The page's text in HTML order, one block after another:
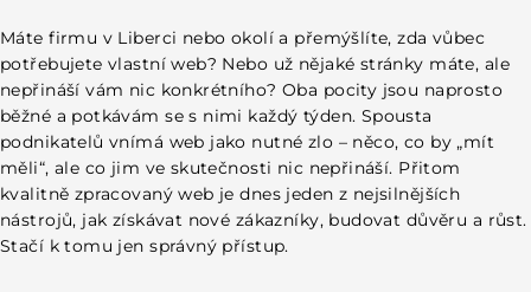
Pracuje za vás nepřetržitě
Šetří váš čas i peníze
Tvorba webu Liberec – jak vypadá spolupráce v praxi
Začínáme porozuměním vašemu byznysu
Návrh, obsah a vzhled
Spuštění a dlouhodobá podpora
Místní trh má svá specifika
Osobní setkání a přímá komunikace
Dostupnost a rychlá reakce
E-shop v Liberci – online prodej jako příležitost pro vaše
Máte firmu v Liberci nebo okolí a přemýšlíte, zda vůbec
potřebujete vlastní web? Nebo už nějaké stránky máte, ale
nepřináší vám nic konkrétního? Oba pocity jsou naprosto
běžné a potkávám se s nimi každý týden. Spousta
podnikatelů vnímá web jako nutné zlo – něco, co by „mít
měli“, ale co jim ve skutečnosti nic nepřináší. Přitom
kvalitně zpracovaný web je dnes jeden z nejsilnějších
nástrojů, jak získávat nové zákazníky, budovat důvěru a růst.
Stačí k tomu jen správný přístup.